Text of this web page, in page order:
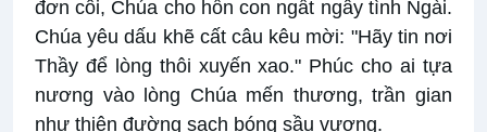
đơn côi, Chúa cho hồn con ngất ngây tình Ngài.
Chúa yêu dấu khẽ cất câu kêu mời: "Hãy tin nơi
Thầy để lòng thôi xuyến xao." Phúc cho ai tựa
nương vào lòng Chúa mến thương, trần gian
như thiên đường sạch bóng sầu vương.